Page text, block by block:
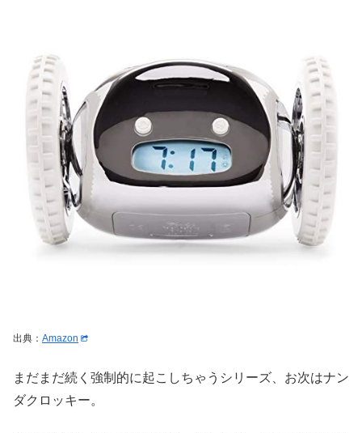
出典： Amazon
まだまだ続く強制的に起こしちゃうシリーズ、お次はナン
ダクロッキー。